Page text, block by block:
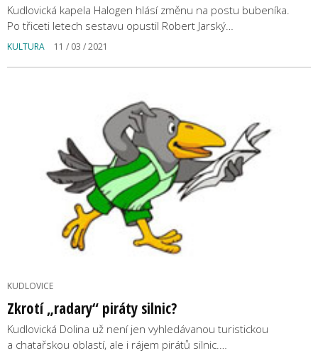
Kudlovická kapela Halogen hlásí změnu na postu bubeníka.
Po třiceti letech sestavu opustil Robert Jarský…
KULTURA 11 / 03 / 2021
KUDLOVICE
Zkrotí „radary“ piráty silnic?
Kudlovická Dolina už není jen vyhledávanou turistickou
a chatařskou oblastí, ale i rájem pirátů silnic.…